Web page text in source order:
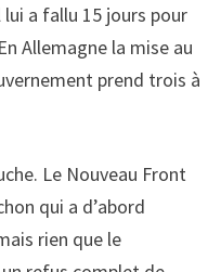
a fallu 15 jours pour
Allemagne la mise au
prend trois à
Le Nouveau Front
qui a d’abord
rien que le